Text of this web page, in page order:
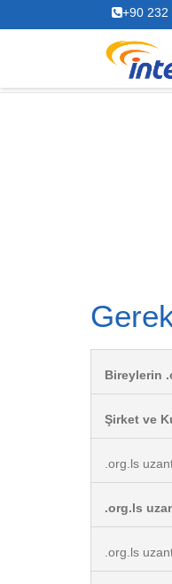
+90 232
Bireylerin
Şirket ve
.org.ls
.org.ls
.org.ls